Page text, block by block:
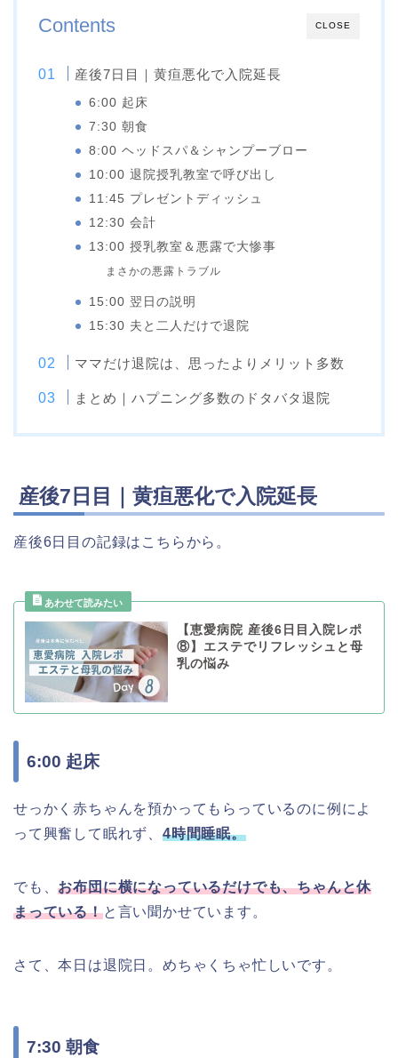
CLOSE
Contents
産後7日目｜黄疸悪化で入院延長
6:00 起床
7:30 朝食
8:00 ヘッドスパ＆シャンプーブロー
10:00 退院授乳教室で呼び出し
11:45 プレゼントディッシュ
12:30 会計
13:00 授乳教室＆悪露で大惨事
まさかの悪露トラブル
15:00 翌日の説明
15:30 夫と二人だけで退院
ママだけ退院は、思ったよりメリット多数
まとめ｜ハプニング多数のドタバタ退院
産後7日目｜黄疸悪化で入院延長
産後6日目の記録はこちらから。
【恵愛病院 産後6日目入院レポ
⑧】エステでリフレッシュと母
乳の悩み
6:00 起床
せっかく赤ちゃんを預かってもらっているのに例によ
って興奮して眠れず、 4時間睡眠。
でも、お布団に横になっているだけでも、ちゃんと休
まっている！と言い聞かせています。
さて、本日は退院日。めちゃくちゃ忙しいです。
7:30 朝食